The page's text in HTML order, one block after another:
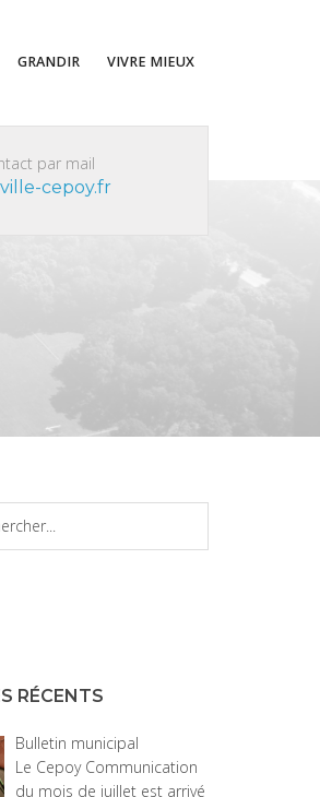
GRANDIR VIVRE MIEUX
par mail
cepoy.fr
RÉCENTS
Bulletin municipal
Le Cepoy Communication
du mois de juillet est arrivé